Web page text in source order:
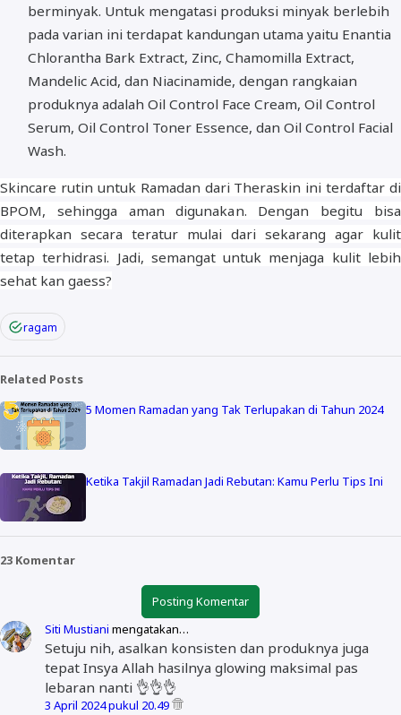
berminyak. Untuk mengatasi produksi minyak berlebih
pada varian ini terdapat kandungan utama yaitu Enantia
Chlorantha Bark Extract, Zinc, Chamomilla Extract,
Mandelic Acid, dan Niacinamide, dengan rangkaian
produknya adalah Oil Control Face Cream, Oil Control
Serum, Oil Control Toner Essence, dan Oil Control Facial
Wash.
Skincare rutin untuk Ramadan dari Theraskin ini terdaftar di
BPOM, sehingga aman digunakan. Dengan begitu bisa
diterapkan secara teratur mulai dari sekarang agar kulit
tetap terhidrasi. Jadi, semangat untuk menjaga kulit lebih
sehat kan gaess?
ragam
Related Posts
5 Momen Ramadan yang Tak Terlupakan di Tahun 2024
Ketika Takjil Ramadan Jadi Rebutan: Kamu Perlu Tips Ini
23 Komentar
Posting Komentar
Siti Mustiani mengatakan…
Setuju nih, asalkan konsisten dan produknya juga
tepat Insya Allah hasilnya glowing maksimal pas
lebaran nanti 👌👌👌
3 April 2024 pukul 20.49